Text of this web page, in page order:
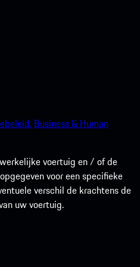
Business & Human
voertuig en / of de
voor een specifieke
verschil de krachtens de
uw voertuig.